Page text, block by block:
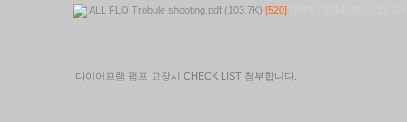
ALL FLO Trobule shooting.pdf (103.7K) [520]
다이어프램 펌프 고장시 CHECK LIST 첨부합니다.